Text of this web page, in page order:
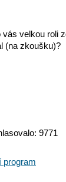
velkou roli
(na zkoušku)?
9771
program